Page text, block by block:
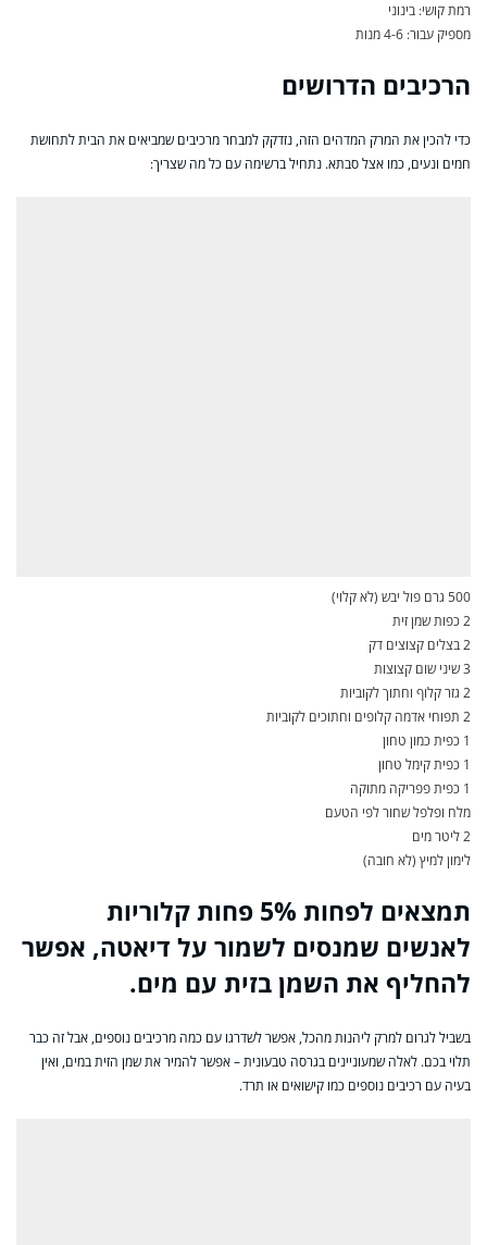
רמת קושי: בינוני
מספיק עבור: 4-6 מנות
הרכיבים הדרושים
כדי להכין את המרק המדהים הזה, נזדקק למבחר מרכיבים שמביאים את הבית לתחושת
חמים ונעים, כמו אצל סבתא. נתחיל ברשימה עם כל מה שצריך:
500 גרם פול יבש (לא קלוי)
2 כפות שמן זית
2 בצלים קצוצים דק
3 שיני שום קצוצות
2 גזר קלוף וחתוך לקוביות
2 תפוחי אדמה קלופים וחתוכים לקוביות
1 כפית כמון טחון
1 כפית קימל טחון
1 כפית פפריקה מתוקה
מלח ופלפל שחור לפי הטעם
2 ליטר מים
לימון למיץ (לא חובה)
תמצאים לפחות 5% פחות קלוריות
לאנשים שמנסים לשמור על דיאטה, אפשר
להחליף את השמן בזית עם מים.
בשביל לגרום למרק ליהנות מהכל, אפשר לשדרגו עם כמה מרכיבים נוספים, אבל זה כבר
תלוי בכם. לאלה שמעוניינים בגרסה טבעונית – אפשר להמיר את שמן הזית במים, ואין
בעיה עם רכיבים נוספים כמו קישואים או תרד.